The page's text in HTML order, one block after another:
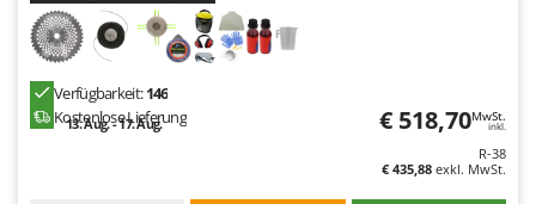
Tellarini Pompe
Tenco
Verfügbarkeit:146
Kostenlose Lieferung
13. Aug. - 17. Aug. € 518,70MwSt.
inkl.
R-38
€ 435,88 exkl. MwSt.